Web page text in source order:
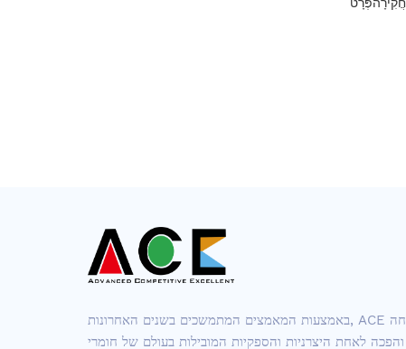
באמצעות המאמצים המתמשכים בשנים האחרונות, ACE צמחה
והפכה לאחת היצרניות והספקיות המובילות בעולם של חומרי